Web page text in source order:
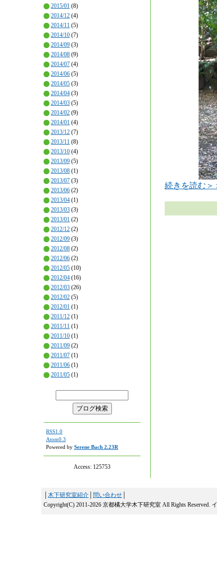
2015/01 (8)
2014/12 (4)
2014/11 (5)
2014/10 (7)
2014/09 (3)
2014/08 (9)
2014/07 (4)
2014/06 (5)
2014/05 (3)
2014/04 (3)
2014/03 (5)
2014/02 (9)
2014/01 (4)
2013/12 (7)
2013/11 (8)
2013/10 (4)
2013/09 (5)
2013/08 (1)
2013/07 (3)
2013/06 (2)
2013/04 (1)
2013/03 (3)
2013/01 (2)
2012/12 (2)
2012/09 (3)
2012/08 (2)
2012/06 (2)
2012/05 (10)
2012/04 (16)
2012/03 (26)
2012/02 (5)
2012/01 (1)
2011/12 (1)
2011/11 (1)
2011/10 (1)
2011/09 (2)
2011/07 (1)
2011/06 (1)
2011/05 (1)
RSS1.0
Atom0.3
Powered by Serene Bach 2.23R
Access: 125753
続きを読む＞
木下研究室紹介 問い合わせ
Copyright(C) 2011-2026 京都橘大学木下研究室 All Rights Reserved.